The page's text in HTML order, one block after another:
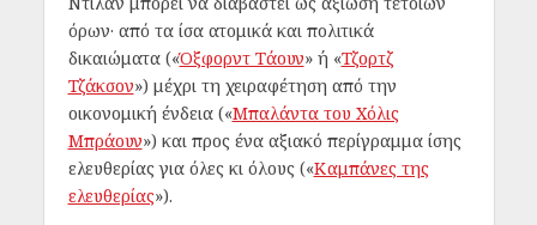
όρων· από τα ίσα ατομικά και πολιτικά
δικαιώματα («Όξφορντ Τάουν» ή «Τζορτζ
Τζάκσον») μέχρι τη χειραφέτηση από την
οικονομική ένδεια («Μπαλάντα του Χόλις
Μπράουν») και προς ένα αξιακό περίγραμμα ίσης
ελευθερίας για όλες κι όλους («Καμπάνες της
ελευθερίας»).